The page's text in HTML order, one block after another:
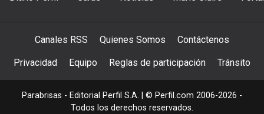
Canales RSS Quienes Somos Contáctenos
Privacidad Equipo Reglas de participación Tránsito
Parabrisas - Editorial Perfil S.A. | © Perfil.com 2006-2026 -
Todos los derechos reservados.